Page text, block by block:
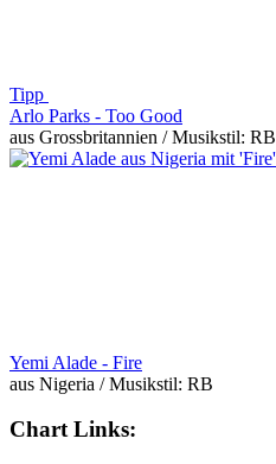
Tipp
Arlo Parks - Too Good
aus Grossbritannien / Musikstil: RB
Yemi Alade - Fire
aus Nigeria / Musikstil: RB
Chart Links: